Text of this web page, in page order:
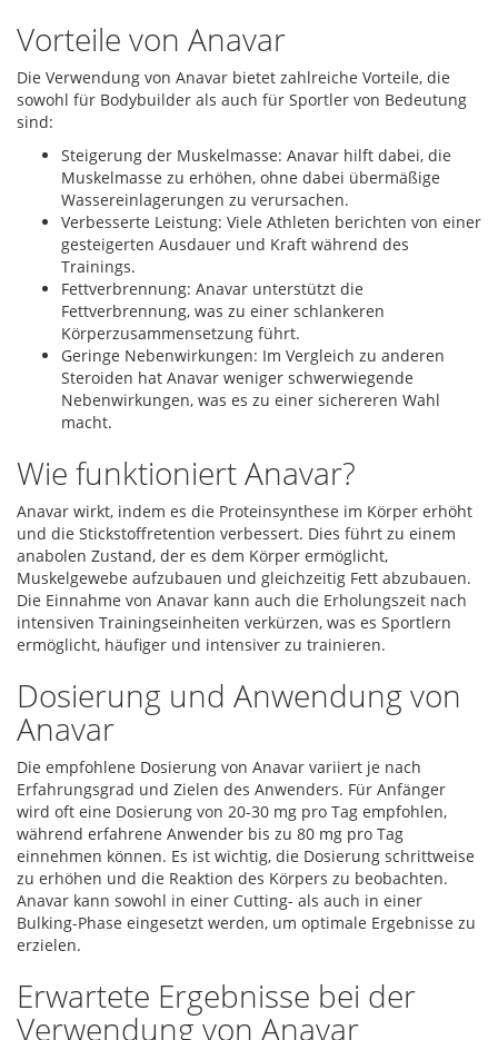
Vorteile von Anavar
Die Verwendung von Anavar bietet zahlreiche Vorteile, die
sowohl für Bodybuilder als auch für Sportler von Bedeutung
sind:
Steigerung der Muskelmasse: Anavar hilft dabei, die
Muskelmasse zu erhöhen, ohne dabei übermäßige
Wassereinlagerungen zu verursachen.
Verbesserte Leistung: Viele Athleten berichten von einer
gesteigerten Ausdauer und Kraft während des
Trainings.
Fettverbrennung: Anavar unterstützt die
Fettverbrennung, was zu einer schlankeren
Körperzusammensetzung führt.
Geringe Nebenwirkungen: Im Vergleich zu anderen
Steroiden hat Anavar weniger schwerwiegende
Nebenwirkungen, was es zu einer sichereren Wahl
macht.
Wie funktioniert Anavar?
Anavar wirkt, indem es die Proteinsynthese im Körper erhöht
und die Stickstoffretention verbessert. Dies führt zu einem
anabolen Zustand, der es dem Körper ermöglicht,
Muskelgewebe aufzubauen und gleichzeitig Fett abzubauen.
Die Einnahme von Anavar kann auch die Erholungszeit nach
intensiven Trainingseinheiten verkürzen, was es Sportlern
ermöglicht, häufiger und intensiver zu trainieren.
Dosierung und Anwendung von
Anavar
Die empfohlene Dosierung von Anavar variiert je nach
Erfahrungsgrad und Zielen des Anwenders. Für Anfänger
wird oft eine Dosierung von 20-30 mg pro Tag empfohlen,
während erfahrene Anwender bis zu 80 mg pro Tag
einnehmen können. Es ist wichtig, die Dosierung schrittweise
zu erhöhen und die Reaktion des Körpers zu beobachten.
Anavar kann sowohl in einer Cutting- als auch in einer
Bulking-Phase eingesetzt werden, um optimale Ergebnisse zu
erzielen.
Erwartete Ergebnisse bei der
Verwendung von Anavar